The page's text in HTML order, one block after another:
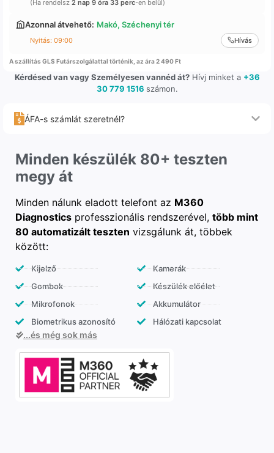
(Ha rendelsz 2 nap 9 óra 33 perc-en belül)
Azonnal átvehető: Makó, Széchenyi tér
Nyitás: 09:00 Hívás
A szállítás GLS Futárszolgálattal történik, az ára 2 490 Ft
Kérdésed van vagy Személyesen vannéd át?Hívj minket a +36
30 779 1516 számon.
ÁFA-s számlát szeretnél?
Minden készülék 80+ teszten
megy át
Minden nálunk eladott telefont az M360
Diagnostics professzionális rendszerével, több mint
80 automatizált teszten vizsgálunk át, többek
között:
Kijelző
Gombok
Mikrofonok
Biometrikus azonosító
Kamerák
Készülék előélet
Akkumulátor
Hálózati kapcsolat
...és még sok más